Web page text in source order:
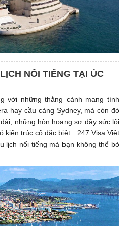
NỔI TIẾNG TẠI ÚC
với những thắng cảnh mang tính
hay cầu cảng Sydney, mà còn đó
những hòn hoang sơ đầy sức lôi
kiến trúc cổ đặc biệt…247 Visa Việt
lịch nổi tiếng mà bạn không thể bỏ